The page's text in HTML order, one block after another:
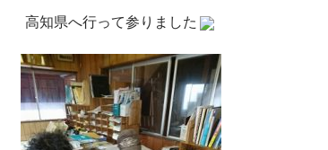
高知県へ行って参りました